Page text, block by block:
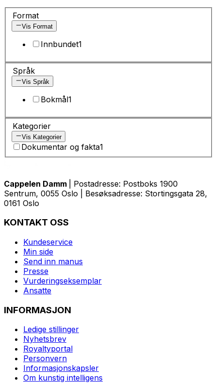
Format
Vis Format
Innbundet1
Språk
Vis Språk
Bokmål1
Kategorier
Vis Kategorier
Dokumentar og fakta1
Cappelen Damm
| Postadresse: Postboks 1900
Sentrum, 0055 Oslo | Besøksadresse: Stortingsgata 28,
0161 Oslo
KONTAKT OSS
Kundeservice
Min side
Send inn manus
Presse
Vurderingseksemplar
Ansatte
INFORMASJON
Ledige stillinger
Nyhetsbrev
Royaltyportal
Personvern
Informasjonskapsler
Om kunstig intelligens